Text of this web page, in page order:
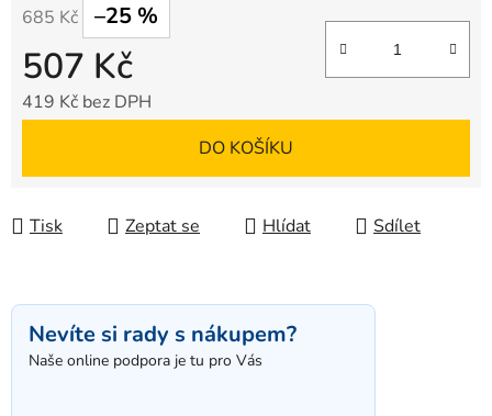
685 Kč –25 %
507 Kč
419 Kč bez DPH
DO KOŠÍKU
Tisk Zeptat se Hlídat Sdílet
Nevíte si rady s nákupem?
Naše online podpora je tu pro Vás